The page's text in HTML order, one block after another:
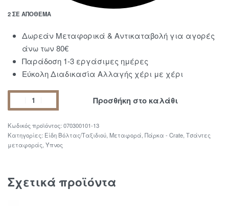
2 ΣΕ ΑΠΌΘΕΜΑ
Δωρεάν Μεταφορικά & Αντικαταβολή για αγορές
άνω των 80€
Παράδοση 1-3 εργάσιμες ημέρες
Εύκολη Διαδικασία Αλλαγής χέρι με χέρι
Προσθήκη στο καλάθι
070300101-13
Κατηγορίες: Είδη Βόλτας/Ταξιδιού Μεταφορά Πάρκα - Crate Τσάντες
μεταφοράς Ύπνος
Σχετικά προϊόντα